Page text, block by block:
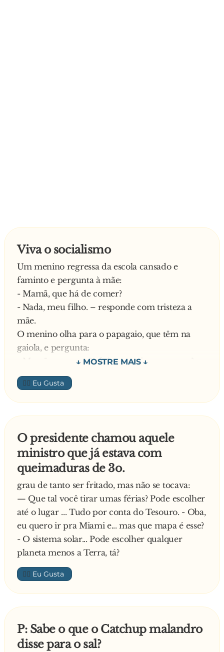
Viva o socialismo
Um menino regressa da escola cansado e
faminto e pergunta à mãe:
- Mamã, que há de comer?
- Nada, meu filho. – responde com tristeza a
mãe.
O menino olha para o papagaio, que têm na
gaiola, e pergunta:
- Mamã, porque não há papagaio com arroz?
- Porque não há arroz. – responde a mãe.
- E papagaio no forno? – pergunta o menino.
- Não há gás. – responde a mãe.
- E papagaio no grelhador eléctrico? – pergunta
- Não há electricidade. – responde a mãe.
- E papagaio frito? – pergunta o menino.
- Não há azeite. – responde a mãe.
E o papagaio contentíssimo grita:
-VIVA O SOCIALISMO!! VIVA O
SOCIALISMO!!!
👍🏼
O presidente chamou aquele
ministro que já estava com
queimaduras de 3o.
grau de tanto ser fritado, mas não se tocava:
— Que tal você tirar umas férias? Pode escolher
até o lugar ... Tudo por conta do Tesouro. - Oba,
eu quero ir pra Miami e... mas que mapa é esse?
- O sistema solar... Pode escolher qualquer
planeta menos a Terra, tá?
👍🏼
P: Sabe o que o Catchup malandro
disse para o sal?